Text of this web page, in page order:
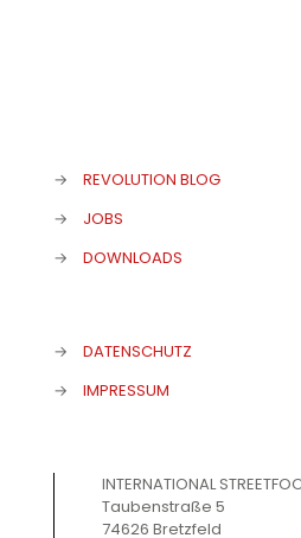
→
REVOLUTION BLOG
→
JOBS
→
DOWNLOADS
→
DATENSCHUTZ
→
IMPRESSUM
INTERNATIONAL
Taubenstraße 5
74626 Bretzfeld